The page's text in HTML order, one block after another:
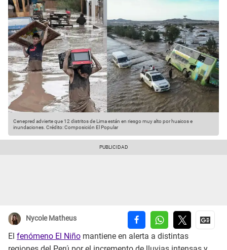
Cenepred advierte que 12 distritos de Lima están en riesgo muy alto por huaicos e
inundaciones. Crédito: Composición El Popular
Nycole Matheus
El fenómeno El Niño mantiene en alerta a distintas